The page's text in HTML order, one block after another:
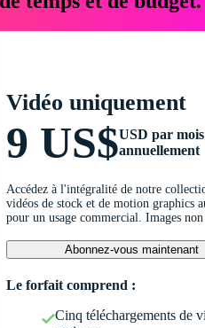
Vidéo uniquement
9 US$USD par
annuellement
Accédez à l'intégralité de notre
vidéos de stock et de motion graphics
pour un usage commercial. Images non
Abonnez-vous maintenant
Le forfait comprend :
Cinq téléchargements de